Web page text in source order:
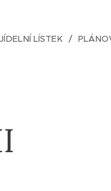
JÍDELNÍ LÍSTEK